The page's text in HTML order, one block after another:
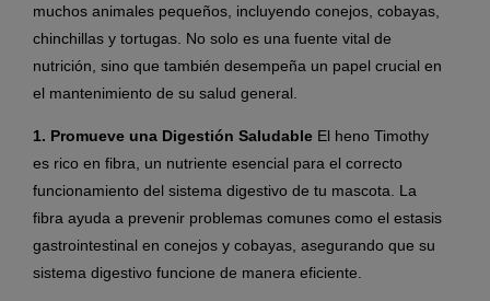
muchos animales pequeños, incluyendo conejos, cobayas,
chinchillas y tortugas. No solo es una fuente vital de
nutrición, sino que también desempeña un papel crucial en
el mantenimiento de su salud general.
1. Promueve una Digestión Saludable El heno Timothy
es rico en fibra, un nutriente esencial para el correcto
funcionamiento del sistema digestivo de tu mascota. La
fibra ayuda a prevenir problemas comunes como el estasis
gastrointestinal en conejos y cobayas, asegurando que su
sistema digestivo funcione de manera eficiente.